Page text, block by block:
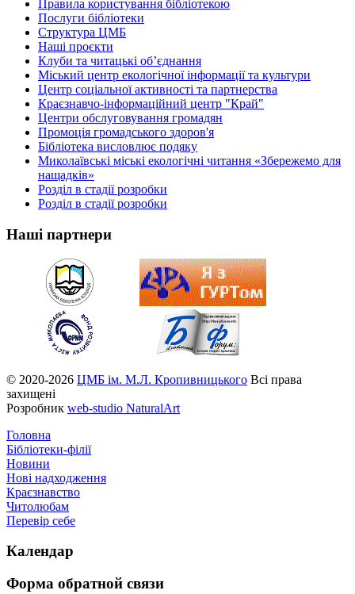
Правила користування бібліотекою
Послуги бібліотеки
Структура ЦМБ
Наші проєкти
Клуби та читацькі об’єднання
Міський центр екологічної інформації та культури
Центр соціальної активності та партнерства
Краєзнавчо-інформаційний центр "Край"
Центри обслуговування громадян
Промоція громадського здоров'я
Бібліотека висловлює подяку
Миколаївські міські екологічні читання «Збережемо для
нащадків»
Розділ в стадії розробки
Розділ в стадії розробки
Наші партнери
© 2020-2026 ЦМБ ім. М.Л. Кропивницького Всі права
захищені
Розробник web-studio NaturalArt
Головна
Бібліотеки-філії
Новини
Нові надходження
Краєзнавство
Читолюбам
Перевір себе
Календар
Форма обратной связи